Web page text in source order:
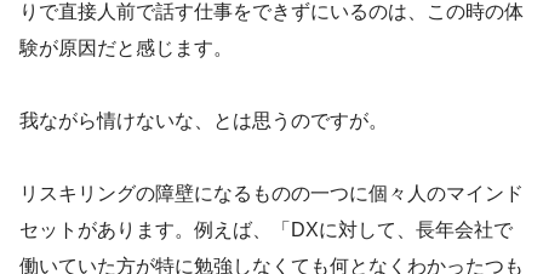
りで直接人前で話す仕事をできずにいるのは、この時の体
験が原因だと感じます。
我ながら情けないな、とは思うのですが。
リスキリングの障壁になるものの一つに個々人のマインド
セットがあります。例えば、「DXに対して、長年会社で
働いていた方が特に勉強しなくても何となくわかったつも